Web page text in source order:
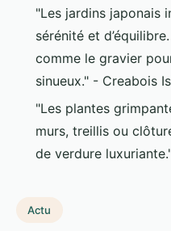
"Les jardins japonais
sérénité et
comme le gravier
sinueux." - Creabois
"Les plantes
murs, treillis ou
de verdure
Actu